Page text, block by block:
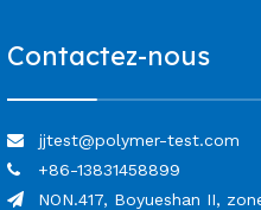
Contactez-nous
 jjtest@polymer-test.com
 +86-13831458899
 NON.417, Boyueshan II,